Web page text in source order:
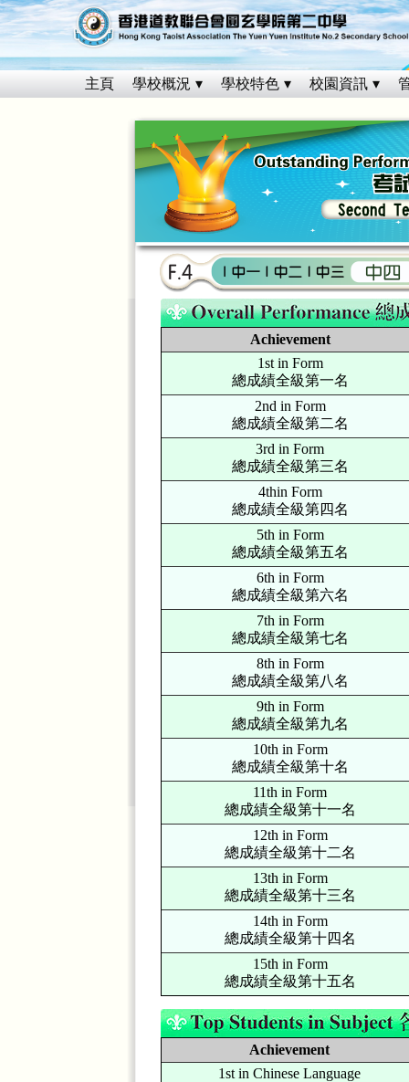
主頁 學校概況 學校特色 校園資訊
Achievement
1st in Form
總成績全級第一名
2nd in Form
總成績全級第二名
3rd in Form
總成績全級第三名
4thin Form
總成績全級第四名
5th in Form
總成績全級第五名
6th in Form
總成績全級第六名
7th in Form
總成績全級第七名
8th in Form
總成績全級第八名
9th in Form
總成績全級第九名
10th in Form
總成績全級第十名
11th in Form
總成績全級第十一名
12th in Form
總成績全級第十二名
13th in Form
總成績全級第十三名
14th in Form
總成績全級第十四名
15th in Form
總成績全級第十五名
Achievement
1st in Chinese Language